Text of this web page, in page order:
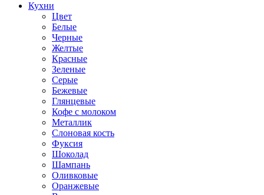
Кухни
Цвет
Белые
Черные
Желтые
Красные
Зеленые
Серые
Бежевые
Глянцевые
Кофе с молоком
Металлик
Слоновая кость
Фуксия
Шоколад
Шампань
Оливковые
Оранжевые